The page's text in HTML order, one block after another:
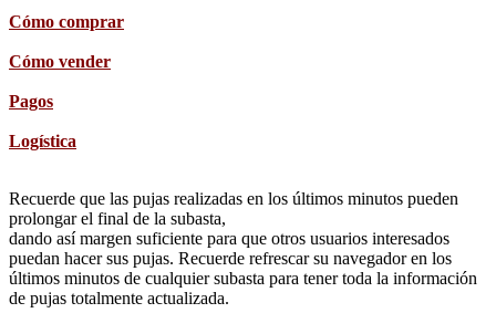
Cómo comprar
Cómo vender
Pagos
Logística
Recuerde que las pujas realizadas en los últimos minutos pueden
prolongar el final de la subasta,
dando así margen suficiente para que otros usuarios interesados
puedan hacer sus pujas. Recuerde refrescar su navegador en los
últimos minutos de cualquier subasta para tener toda la información
de pujas totalmente actualizada.